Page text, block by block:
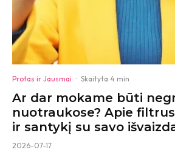
Protas ir Jausmai · Skaityta 4 min
Ar dar mokame būti
nuotraukose? Apie
ir santykį su savo
2026-07-17